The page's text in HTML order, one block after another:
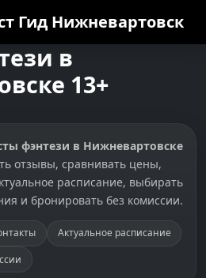
Гид Нижневартовск
в
13+
фэнтези в Нижневартовске
отзывы, сравнивать цены,
расписание, выбирать
и бронировать без комиссии.
Актуальное расписание